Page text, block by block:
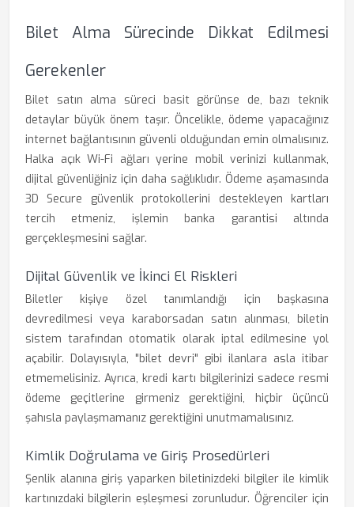
Bilet Alma Sürecinde Dikkat Edilmesi
Gerekenler
Bilet satın alma süreci basit görünse de, bazı teknik
detaylar büyük önem taşır. Öncelikle, ödeme yapacağınız
internet bağlantısının güvenli olduğundan emin olmalısınız.
Halka açık Wi-Fi ağları yerine mobil verinizi kullanmak,
dijital güvenliğiniz için daha sağlıklıdır. Ödeme aşamasında
3D Secure güvenlik protokollerini destekleyen kartları
tercih etmeniz, işlemin banka garantisi altında
gerçekleşmesini sağlar.
Dijital Güvenlik ve İkinci El Riskleri
Biletler kişiye özel tanımlandığı için başkasına
devredilmesi veya karaborsadan satın alınması, biletin
sistem tarafından otomatik olarak iptal edilmesine yol
açabilir. Dolayısıyla, "bilet devri" gibi ilanlara asla itibar
etmemelisiniz. Ayrıca, kredi kartı bilgilerinizi sadece resmi
ödeme geçitlerine girmeniz gerektiğini, hiçbir üçüncü
şahısla paylaşmamanız gerektiğini unutmamalısınız.
Kimlik Doğrulama ve Giriş Prosedürleri
Şenlik alanına giriş yaparken biletinizdeki bilgiler ile kimlik
kartınızdaki bilgilerin eşleşmesi zorunludur. Öğrenciler için